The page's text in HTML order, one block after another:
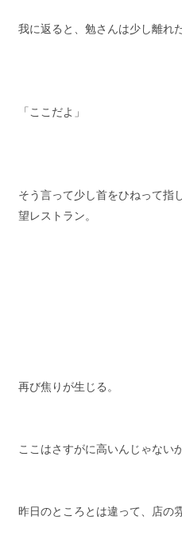
我に返ると、勉さんは少し離れ
「ここだよ」
そう言って少し首をひねって指
望レストラン。
再び焦りが生じる。
ここはさすがに高いんじゃない
昨日のところとは違って、店の